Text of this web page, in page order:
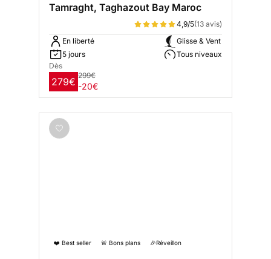
Tamraght, Taghazout Bay Maroc
4,9/5(13 avis)
En liberté
5 jours
Glisse & Vent
Tous niveaux
Dès
279€
299€
-20€
❤️ Best seller 🚨 Bons plans 🎉Réveillon